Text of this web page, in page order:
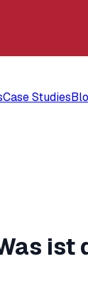
Case Studies